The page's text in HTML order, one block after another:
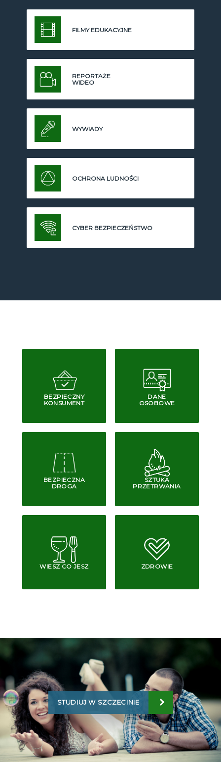
FILMY EDUKACYJNE
REPORTAŻE
WIDEO
WYWIADY
OCHRONA LUDNOŚCI
CYBER BEZPIECZEŃSTWO
BEZPIECZNY
KONSUMENT
DANE
OSOBOWE
BEZPIECZNA
DROGA
SZTUKA
PRZETRWANIA
WIESZ CO JESZ ZDROWIE
STUDIUJ W SZCZECINIE